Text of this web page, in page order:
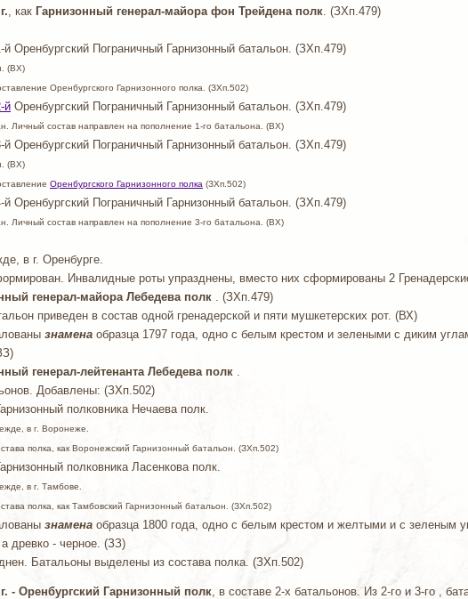
, как Гарнизонный генерал-майора фон Трейдена полк. (ЗХп.479)
Оренбургский Пограничный Гарнизонный батальон. (ЗХп.479)
(ВХ)
Оренбургского Гарнизонного полка. (ЗХп.502)
й Оренбургский Пограничный Гарнизонный батальон. (ЗХп.479)
Личный состав направлен на пополнение 1-го батальона. (ВХ)
Оренбургский Пограничный Гарнизонный батальон. (ЗХп.479)
(ВХ)
Оренбургского Гарнизонного полка (ЗХп.502)
Оренбургский Пограничный Гарнизонный батальон. (ЗХп.479)
Личный состав направлен на пополнение 3-го батальона. (ВХ)
в г. Оренбурге.
Инвалидные роты упразднены, вместо них сформированы 2
генерал-майора Лебедева полк . (ЗХп.479)
приведен в состав одной гренадерской и пяти мушкетерских рот. (ВХ)
знамена образца 1797 года, одно с белым крестом и зелеными с диким
генерал-лейтенанта Лебедева полк .
Добавлены: (ЗХп.502)
полковника Нечаева полк.
в г. Воронеже.
полка, как Воронежский Гарнизонный батальон. (ЗХп.502)
полковника Ласенкова полк.
в г. Тамбове.
полка, как Тамбовский Гарнизонный батальон. (ЗХп.502)
знамена образца 1800 года, одно с белым крестом и желтыми и с зеленым
древко - черное. (ЗЗ)
Батальоны выделены из состава полка. (ЗХп.502)
г. - Оренбургский Гарнизонный полк, в составе 2-х батальонов. Из 2-го и 3-го ,